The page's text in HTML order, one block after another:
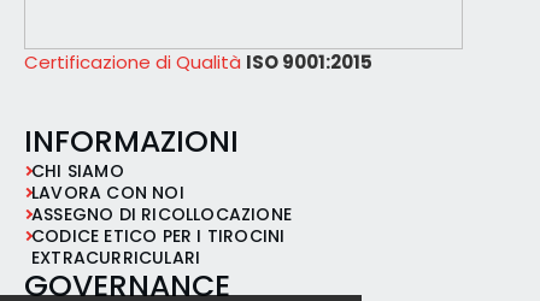
Certificazione di Qualità ISO 9001:2015
INFORMAZIONI
CHI SIAMO
LAVORA CON NOI
ASSEGNO DI RICOLLOCAZIONE
CODICE ETICO PER I TIROCINI
EXTRACURRICULARI
GOVERNANCE